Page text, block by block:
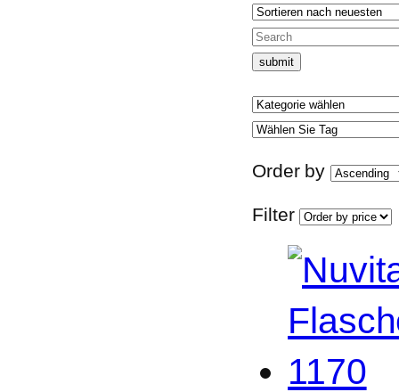
Order by
Filter